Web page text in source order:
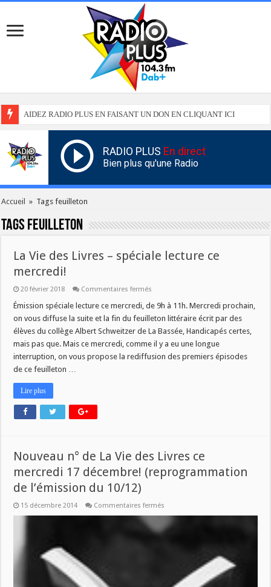
AIDEZ RADIO PLUS EN FAISANT UN DON EN CLIQUANT ICI
RADIO PLUS En direct
Bien plus qu'une Radio
Accueil » Tags feuilleton
Tags feuilleton
La Vie des Livres – spéciale lecture ce
mercredi!
20 février 2018 Commentaires fermés
Vie
Livres
–
spéciale
lecture
ce
mercredi!
Émission spéciale lecture ce mercredi, de 9h à 11h. Mercredi prochain,
on vous diffuse la suite et la fin du feuilleton littéraire écrit par des
élèves du collège Albert Schweitzer de La Bassée, Handicapés certes,
mais pas que. Mais ce mercredi, comme il y a eu une longue
interruption, on vous propose la rediffusion des premiers épisodes
de ce feuilleton …
Lire plus
Nouveau n° de La Vie des Livres ce
mercredi 17 décembre! (reprogrammation
de l’émission du 10/12)
15 décembre 2014 Commentaires fermés
de
mercredi